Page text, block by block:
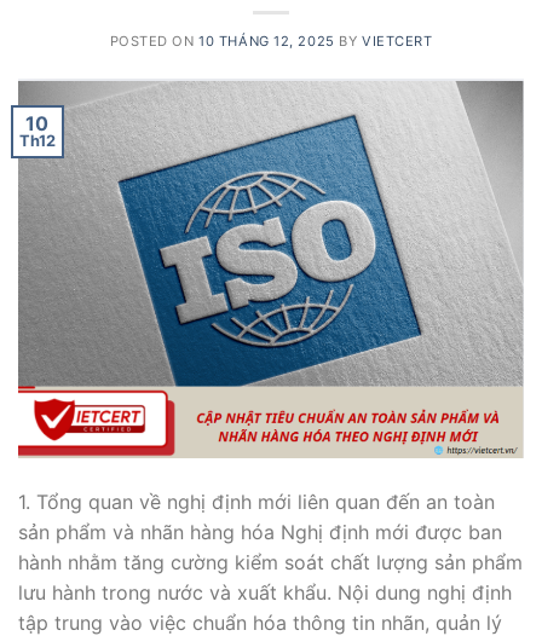
POSTED ON10 THÁNG 12, 2025 BY VIETCERT
10
Th12
1. Tổng quan về nghị định mới liên quan đến an toàn
sản phẩm và nhãn hàng hóa Nghị định mới được ban
hành nhằm tăng cường kiểm soát chất lượng sản phẩm
lưu hành trong nước và xuất khẩu. Nội dung nghị định
tập trung vào việc chuẩn hóa thông tin nhãn, quản lý